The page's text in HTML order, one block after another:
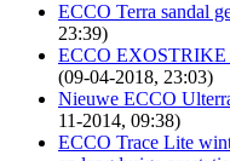
ECCO Terra sandal
23:39)
ECCO EXOSTRIKE
(09-04-2018, 23:03)
Nieuwe ECCO
11-2014, 09:38)
ECCO Trace Lite